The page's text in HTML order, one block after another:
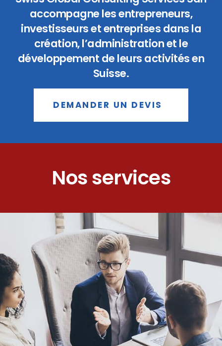
accompagne les entrepreneurs,
investisseurs et entreprises dans la
création, l’administration et le
développement de leurs activités en
Suisse.
DEMANDER UN DEVIS
Nos services